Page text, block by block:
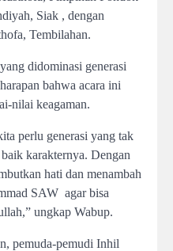
Siak , dengan
Tembilahan.
didominasi generasi
bahwa acara ini
nilai keagaman.
perlu generasi yang tak
karakternya. Dengan
hati dan menambah
SAW agar bisa
ungkap Wabup.
pemuda-pemudi Inhil